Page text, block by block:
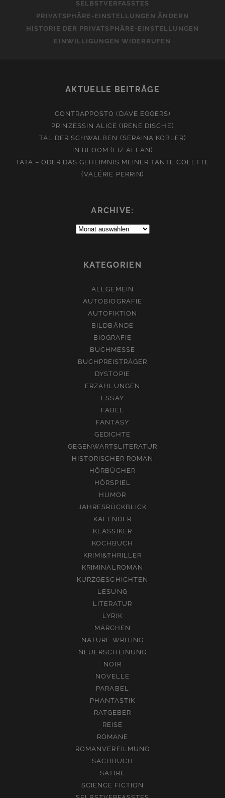
SELBSTVERFASSTES
PRIVATSPHÄRE-EINSTELLUNGEN ÄNDERN
HISTORIE DER PRIVATSPHÄRE-EINSTELLUNGEN
EINWILLIGUNGEN WIDERRUFEN
AKTUELLE BEITRÄGE
CONTRAPPOSTO (DAVE EGGERS)
PRINZESSIN ALICE (IRENE DISCHE)
TAL DER SCHWALBEN (SERAINA KOBLER)
IN BLOOM (LIZ ALLAN)
TATA – ODER DAS GEHEIMNIS MEINER TANTE COLETTE
(VALÉRIE PERRIN)
ARCHIVE:
Archive:
KATEGORIEN
ALLGEMEIN
AUTOBIOGRAFIE
AUTOFIKTION
BILDBÄNDE
BIOGRAFIE
BUCHMESSE
BUCHPREISTRÄGER
DYSTOPIE
ERZÄHLUNGEN
ESSAY
FABEL
FANTASY
GEDICHTE
GEGENWARTSLITERATUR
HISTORISCHER ROMAN
HÖRBÜCHER
HÖRSPIEL
HUMOR
JAHRESRÜCKBLICK
KALENDER
KLASSIKER
KOCHBUCH
KRIMI&THRILLER
KRIMINALROMAN
KURZGESCHICHTEN
LESUNG
LITERATUR
LYRIK
MÄRCHEN
NATURE WRITING
NEUERSCHEINUNG
NOIR
NOVELLE
PARABEL
PHANTASTIK
RATGEBER
REISE
ROMANE
ROMANVERFILMUNG
SACHBUCH
SATIRE
SCIENCE FICTION